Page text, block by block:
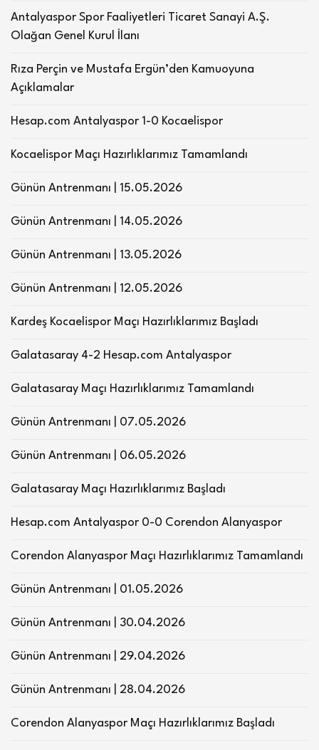
Antalyaspor Spor Faaliyetleri Ticaret Sanayi A.Ş.
Olağan Genel Kurul İlanı
Rıza Perçin ve Mustafa Ergün’den Kamuoyuna
Açıklamalar
Hesap.com Antalyaspor 1-0 Kocaelispor
Kocaelispor Maçı Hazırlıklarımız Tamamlandı
Günün Antrenmanı | 15.05.2026
Günün Antrenmanı | 14.05.2026
Günün Antrenmanı | 13.05.2026
Günün Antrenmanı | 12.05.2026
Kardeş Kocaelispor Maçı Hazırlıklarımız Başladı
Galatasaray 4-2 Hesap.com Antalyaspor
Galatasaray Maçı Hazırlıklarımız Tamamlandı
Günün Antrenmanı | 07.05.2026
Günün Antrenmanı | 06.05.2026
Galatasaray Maçı Hazırlıklarımız Başladı
Hesap.com Antalyaspor 0-0 Corendon Alanyaspor
Corendon Alanyaspor Maçı Hazırlıklarımız Tamamlandı
Günün Antrenmanı | 01.05.2026
Günün Antrenmanı | 30.04.2026
Günün Antrenmanı | 29.04.2026
Günün Antrenmanı | 28.04.2026
Corendon Alanyaspor Maçı Hazırlıklarımız Başladı